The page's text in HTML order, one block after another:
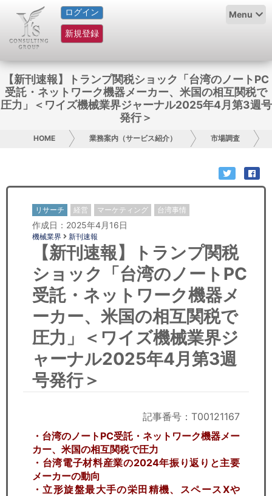
ログイン
新規登録
Menu
HOME
サービス紹介
コラム
グループ概要
日本人にPR
コンサルティング
リサーチ
セミナー
経済ニュース
労務顧問
ＩＴ
飲食店情報
【新刊速報】トランプ関税ショック「台湾のノートPC
受託・ネットワーク機器メーカー、米国の相互関税で
圧力」＜ワイズ機械業界ジャーナル2025年4月第3週号
発行＞
HOME 業務案内（サービス紹介） 市場調査
リサーチ 経営 マーケティング 台湾事情
作成日：2025年4月16日
機械業界 新刊速報
【新刊速報】トランプ関税
ショック「台湾のノートPC
受託・ネットワーク機器メ
ーカー、米国の相互関税で
圧力」＜ワイズ機械業界ジ
ャーナル2025年4月第3週
号発行＞
記事番号：T00121167
・台湾のノートPC受託・ネットワーク機器メー
カー、米国の相互関税で圧力
・台湾電子材料産業の2024年振り返りと主要
メーカーの動向
・立形旋盤最大手の栄田精機、スペースXや